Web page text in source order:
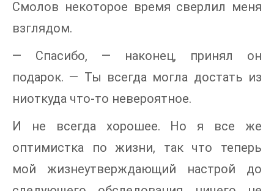
Смолов некоторое время сверлил меня
взглядом.
— Спасибо, — наконец, принял он
подарок. — Ты всегда могла достать из
ниоткуда что-то невероятное.
И не всегда хорошее. Но я все же
оптимистка по жизни, так что теперь
мой жизнеутверждающий настрой до